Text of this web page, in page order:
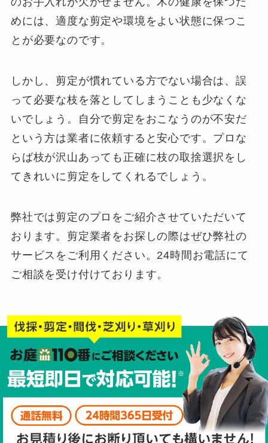
めには、適度な剪定や環境をよい状態に保つこ
とが必要なのです。
しかし、剪定が慣れている方でない場合は、誤
って必要な枝を落としてしまうことも少なくな
いでしょう。自分で剪定をおこなうのが不安だ
という方は業者に依頼すると安心です。プロな
らば枝が沢山あっても正確に枝の取捨選択をし
てきれいに剪定をしてくれるでしょう。
弊社では剪定のプロをご紹介させていただいて
おります。剪定業者をお探しの際はぜひ弊社の
サービスをご利用ください。24時間お電話にて
ご相談を受け付けております。